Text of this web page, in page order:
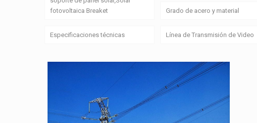
fotovoltaica Breaket
Grado de acero y material
Especificaciones técnicas Línea de Transmisión de Video